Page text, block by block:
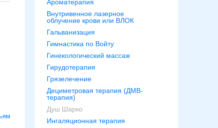
Ароматерапия
Внутривенное лазерное
облучение крови или ВЛОК
Гальванизация
Гимнастика по Войту
Гинекологический массаж
Гирудотерапия
Грязелечение
Дециметровая терапия (ДМВ-
терапия)
Душ Шарко
Ингаляционная терапия